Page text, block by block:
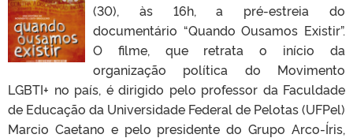
(30), às 16h, a pré-estreia do
documentário “Quando Ousamos Existir”.
O filme, que retrata o início da
organização política do Movimento
LGBTI+ no país, é dirigido pelo professor da Faculdade
de Educação da Universidade Federal de Pelotas (UFPel)
Marcio Caetano e pelo presidente do Grupo Arco-Íris,